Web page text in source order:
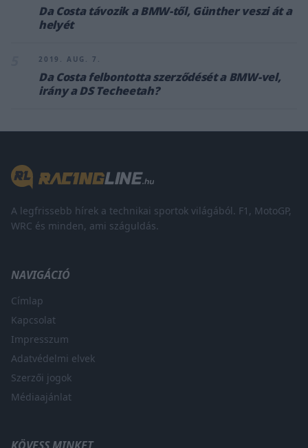
Da Costa távozik a BMW-től, Günther veszi át a
helyét
2019. AUG. 7.
Da Costa felbontotta szerződését a BMW-vel,
irány a DS Techeetah?
A legfrissebb hírek a technikai sportok világából. F1, MotoGP,
WRC és minden, ami száguldás.
NAVIGÁCIÓ
Címlap
Kapcsolat
Impresszum
Adatvédelmi elvek
Szerzői jogok
Médiaajánlat